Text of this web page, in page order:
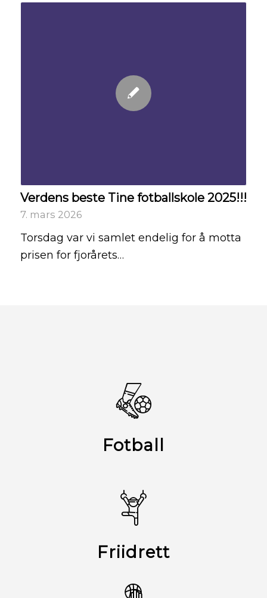
Verdens beste Tine fotballskole 2025!!!
7. mars 2026
Torsdag var vi samlet endelig for å motta
prisen for fjorårets…
Fotball
Friidrett